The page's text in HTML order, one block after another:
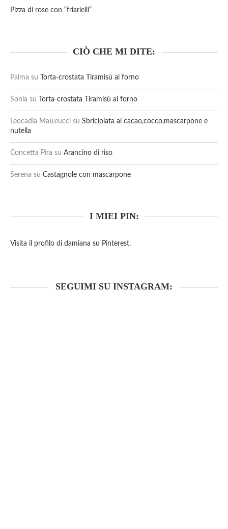
Pizza di rose con “friarielli”
CIÒ CHE MI DITE:
Palma su Torta-crostata Tiramisù al forno
Sonia su Torta-crostata Tiramisù al forno
Leocadia Matteucci su Sbriciolata al cacao,cocco,mascarpone e
nutella
Concetta Pira su Arancino di riso
Serena su Castagnole con mascarpone
I MIEI PIN:
Visita il profilo di damiana su Pinterest.
SEGUIMI SU INSTAGRAM: